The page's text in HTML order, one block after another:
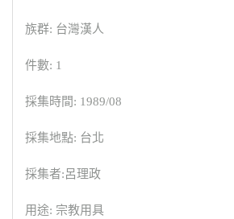
族群: 台灣漢人
件數: 1
採集時間: 1989/08
採集地點: 台北
採集者:呂理政
用途: 宗教用具